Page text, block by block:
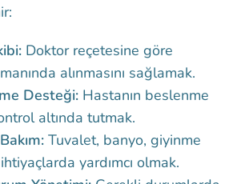
Doktor reçetesine göre
alınmasını sağlamak.
Desteği:Hastanın beslenme
altında tutmak.
Tuvalet, banyo, giyinme
yardımcı olmak.